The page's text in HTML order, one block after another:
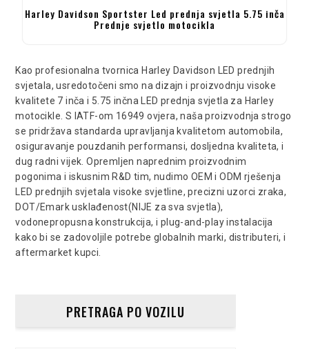
Harley Davidson Sportster Led prednja svjetla 5.75 inča
Prednje svjetlo motocikla
Kao profesionalna tvornica Harley Davidson LED prednjih
svjetala, usredotočeni smo na dizajn i proizvodnju visoke
kvalitete 7 inča i 5.75 inčna LED prednja svjetla za Harley
motocikle. S IATF-om 16949 ovjera, naša proizvodnja strogo
se pridržava standarda upravljanja kvalitetom automobila,
osiguravanje pouzdanih performansi, dosljedna kvaliteta, i
dug radni vijek. Opremljen naprednim proizvodnim
pogonima i iskusnim R&D tim, nudimo OEM i ODM rješenja
LED prednjih svjetala visoke svjetline, precizni uzorci zraka,
DOT/Emark usklađenost(NIJE za sva svjetla),
vodonepropusna konstrukcija, i plug-and-play instalacija
kako bi se zadovoljile potrebe globalnih marki, distributeri, i
aftermarket kupci.
PRETRAGA PO VOZILU